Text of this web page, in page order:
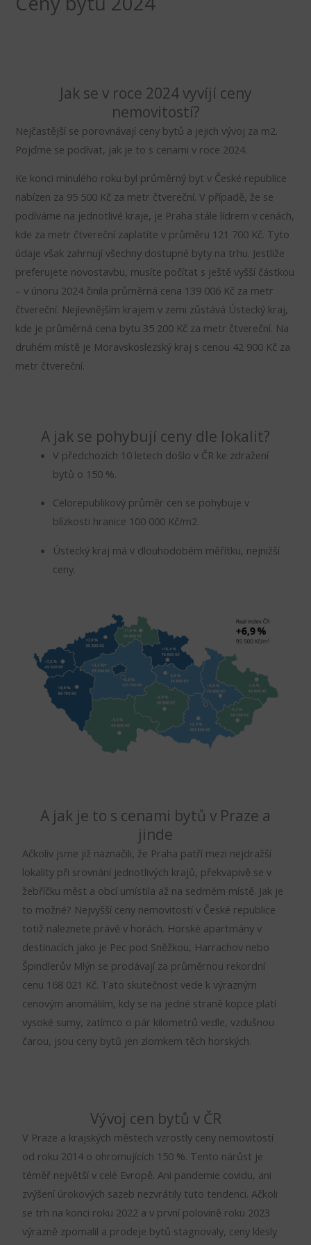
Jak se v roce 2024 vyvíjí ceny
nemovitostí?
Nejčastější se porovnávají ceny bytů a jejich vývoj za m2.
Pojďme se podívat, jak je to s cenami v roce 2024.
Ke konci minulého roku byl průměrný byt v České republice
nabízen za 95 500 Kč za metr čtvereční. V případě, že se
podíváme na jednotlivé kraje, je Praha stále lídrem v cenách,
kde za metr čtvereční zaplatíte v průměru 121 700 Kč. Tyto
údaje však zahrnují všechny dostupné byty na trhu. Jestliže
preferujete novostavbu, musíte počítat s ještě vyšší částkou
– v únoru 2024 činila průměrná cena 139 006 Kč za metr
čtvereční. Nejlevnějším krajem v zemi zůstává Ústecký kraj,
kde je průměrná cena bytu 35 200 Kč za metr čtvereční. Na
druhém místě je Moravskoslezský kraj s cenou 42 900 Kč za
metr čtvereční.
A jak se pohybují ceny dle lokalit?
V předchozích 10 letech došlo v ČR ke zdražení
bytů o 150 %.
Celorepublikový průměr cen se pohybuje v
blízkosti hranice 100 000 Kč/m2.
Ústecký kraj má v dlouhodobém měřítku, nejnižší
ceny.
A jak je to s cenami bytů v Praze a
jinde
Ačkoliv jsme již naznačili, že Praha patří mezi nejdražší
lokality při srovnání jednotlivých krajů, překvapivě se v
žebříčku měst a obcí umístila až na sedmém místě. Jak je
to možné? Nejvyšší ceny nemovitostí v České republice
totiž naleznete právě v horách. Horské apartmány v
destinacích jako je Pec pod Sněžkou, Harrachov nebo
Špindlerův Mlýn se prodávají za průměrnou rekordní
cenu 168 021 Kč. Tato skutečnost vede k výrazným
cenovým anomáliím, kdy se na jedné straně kopce platí
vysoké sumy, zatímco o pár kilometrů vedle, vzdušnou
čarou, jsou ceny bytů jen zlomkem těch horských.
Vývoj cen bytů v ČR
V Praze a krajských městech vzrostly ceny nemovitostí
od roku 2014 o ohromujících 150 %. Tento nárůst je
téměř největší v celé Evropě. Ani pandemie covidu, ani
zvýšení úrokových sazeb nezvrátily tuto tendenci. Ačkoli
se trh na konci roku 2022 a v první polovině roku 2023
výrazně zpomalil a prodeje bytů stagnovaly, ceny klesly